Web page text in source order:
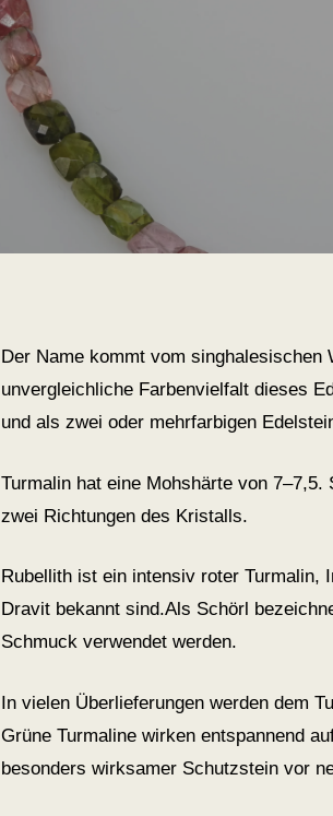
Der Name kommt vom singhalesischen
unvergleichliche Farbenvielfalt dieses
und als zwei oder mehrfarbigen
Turmalin hat eine Mohshärte von
zwei Richtungen des Kristalls.
Rubellith ist ein intensiv roter Turmalin,
Dravit bekannt sind.Als Schörl
Schmuck verwendet werden.
In vielen Überlieferungen werden dem
Grüne Turmaline wirken entspannend
besonders wirksamer Schutzstein vor